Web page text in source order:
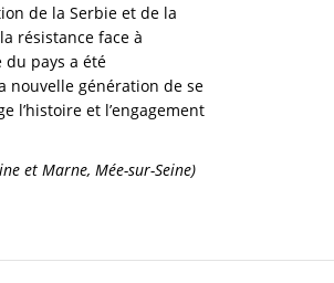
de la Serbie et de la
résistance face à
du pays a été
nouvelle génération de se
l’histoire et l’engagement
et Marne, Mée-sur-Seine)